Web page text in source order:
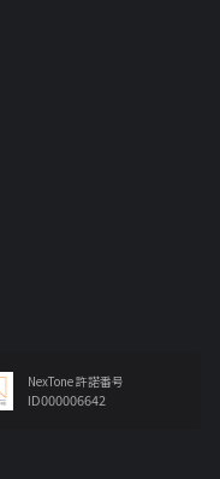
NexTone 許諾番号
ID000006642